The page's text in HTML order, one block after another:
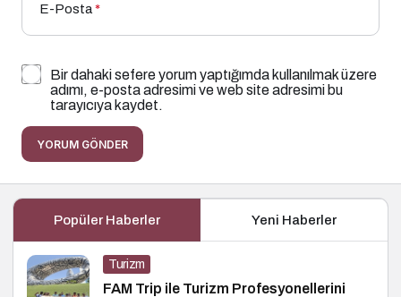
E-Posta*
Bir dahaki sefere yorum yaptığımda kullanılmak üzere
adımı, e-posta adresimi ve web site adresimi bu
tarayıcıya kaydet.
YORUM GÖNDER
Popüler Haberler Yeni Haberler
Turizm
FAM Trip ile Turizm Profesyonellerini